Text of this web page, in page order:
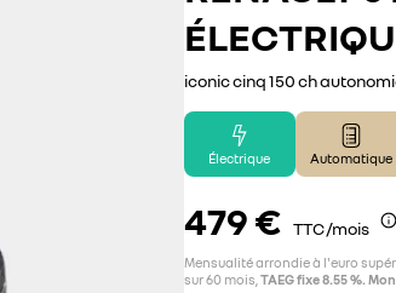
iconic cinq 150 ch
Électrique Automatique
479 € TTC /mois
Mensualité arrondie à l'euro
sur 60 mois, TAEG fixe 8.55 %.